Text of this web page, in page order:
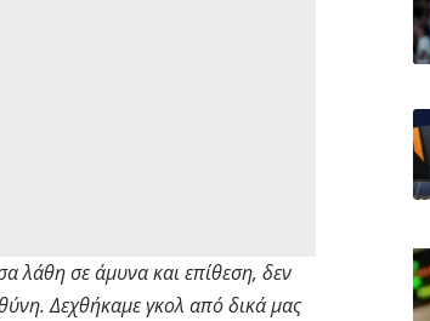
λάθη σε άμυνα και επίθεση, δεν
Δεχθήκαμε γκολ από δικά μας